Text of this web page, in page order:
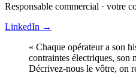
Responsable commercial · votre
LinkedIn →
« Chaque opérateur a son
contraintes électriques, son
Décrivez-nous le vôtre, on